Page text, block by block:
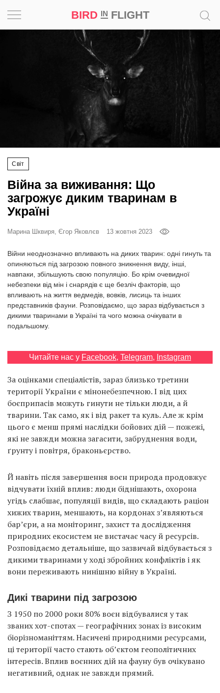
BIRD INFLIGHT
EN
RU
Світ
Війна за виживання: Що
загрожує диким тваринам в
Україні
Марина Шквиря, Єгор Яковлєв 13 жовтня 2023
Війни неоднозначно впливають на диких тварин: одні гинуть та
опиняються під загрозою повного зникнення виду, інші,
навпаки, збільшують свою популяцію. Бо крім очевидної
небезпеки від мін і снарядів є ще безліч факторів, що
впливають на життя ведмедів, вовків, лисиць та інших
представників фауни. Розповідаємо, що зараз відбувається з
дикими тваринами в Україні та чого можна очікувати в
подальшому.
Читайте нас у Facebook, Telegram, Instagram
За оцінками спеціалістів, зараз близько третини
території України є мінонебезпечною. І від цих
боєприпасів можуть гинути не тільки люди, а й
тварини. Так само, як і від ракет та куль. Але ж крім
цього є менш прямі наслідки бойових дій — пожежі,
які не завжди можна загасити, забруднення води,
ґрунту і повітря, браконьєрство.
Й навіть після завершення воєн природа продовжує
відчувати їхній вплив: люди біднішають, охорона
угідь слабшає, популяції видів, що складають раціон
хижих тварин, меншають, на кордонах з’являються
бар’єри, а на моніторинг, захист та дослідження
природних екосистем не вистачає часу й ресурсів.
Розповідаємо детальніше, що зазвичай відбувається з
дикими тваринами у ході збройних конфліктів і як
вони переживають нинішню війну в Україні.
Дикі тварини під загрозою
З 1950 по 2000 роки 80% воєн відбувалися у так
званих хот-спотах — географічних зонах із високим
біорізноманіттям. Насичені природними ресурсами,
ці території часто стають об’єктом геополітичних
інтересів. Вплив воєнних дій на фауну був очікувано
негативний, однак не завжди прямий.